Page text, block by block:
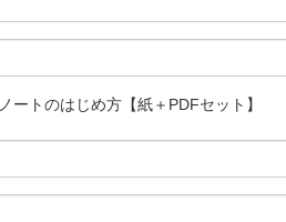
ートのはじめ方【紙＋PDFセット】